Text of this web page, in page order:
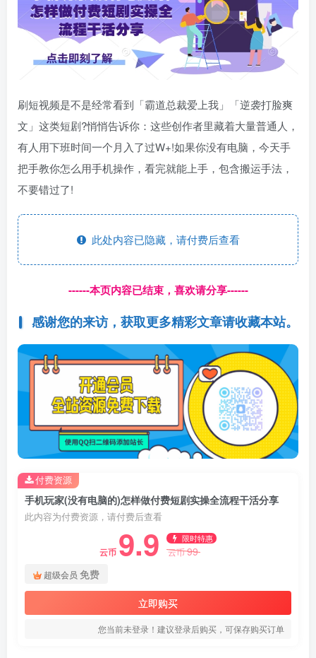
刷短视频是不是经常看到「霸道总裁爱上我」「逆袭打脸爽
文」这类短剧?悄悄告诉你：这些创作者里藏着大量普通人，
有人用下班时间一个月入了过W+!如果你没有电脑，今天手
把手教你怎么用手机操作，看完就能上手，包含搬运手法，
不要错过了!
此处内容已隐藏，请付费后查看
------本页内容已结束，喜欢请分享------
感谢您的来访，获取更多精彩文章请收藏本站。
手机玩家(没有电脑的)怎样做付费短剧实操全流程干活分享
此内容为付费资源，请付费后查看
云币 9.9 限时特惠
云币99
超级会员 免费
立即购买
您当前未登录！建议登录后购买，可保存购买订单
付费资源